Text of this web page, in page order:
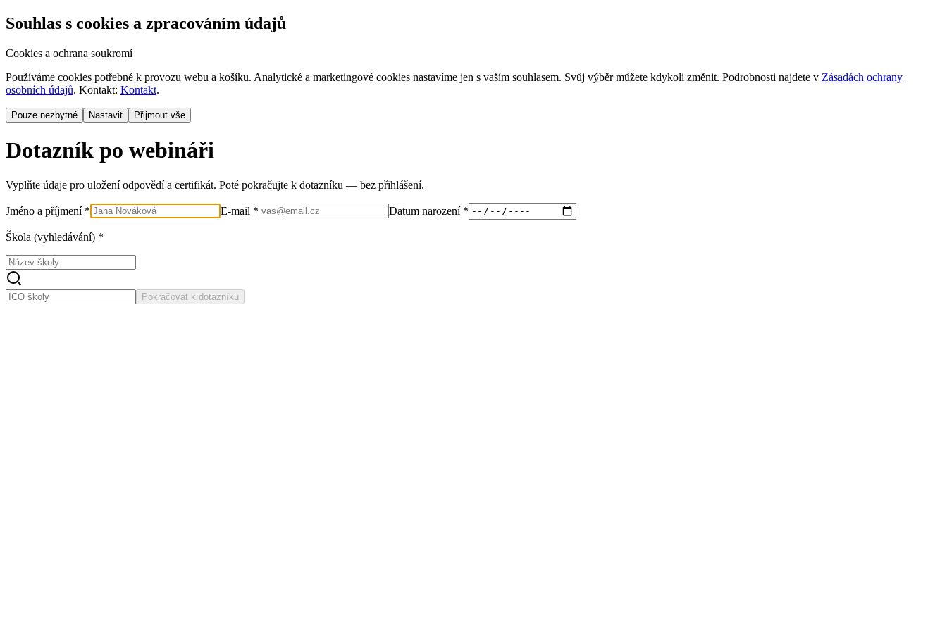
Souhlas s cookies a zpracováním údajů
Cookies a ochrana soukromí
Používáme cookies potřebné k provozu webu a košíku. Analytické a marketingové cookies nastavíme jen s vaším souhlasem. Svůj výběr můžete kdykoli změnit. Podrobnosti najdete v Zásadách ochrany
osobních údajů. Kontakt: Kontakt.
Pouze nezbytné Nastavit Přijmout vše
Dotazník po webináři
Vyplňte údaje pro uložení odpovědí a certifikát. Poté pokračujte k dotazníku — bez přihlášení.
Jméno a příjmení * E-mail * Datum narození *
Škola (vyhledávání) *
Pokračovat k dotazníku